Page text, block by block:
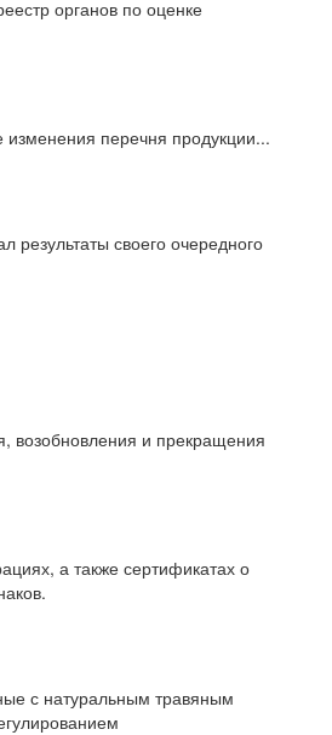
органов по оценке
перечня продукции...
своего очередного
возобновления и прекращения
а также сертификатах о
с натуральным травяным